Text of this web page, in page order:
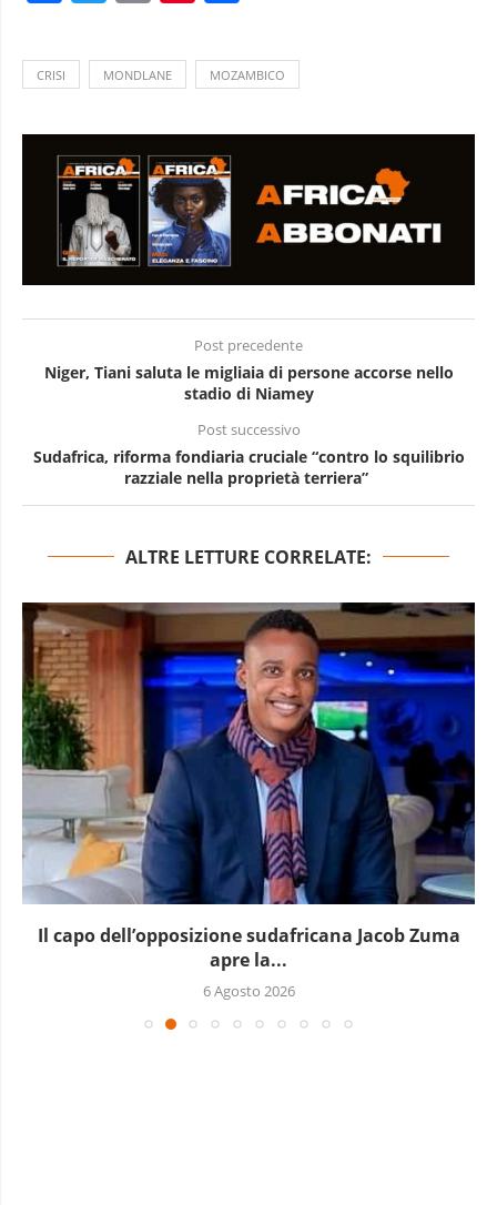
CRISI MONDLANE MOZAMBICO
Post precedente
Niger, Tiani saluta le migliaia di persone accorse nello
stadio di Niamey
Post successivo
Sudafrica, riforma fondiaria cruciale “contro lo squilibrio
razziale nella proprietà terriera”
ALTRE LETTURE CORRELATE:
Il capo dell’opposizione sudafricana Jacob Zuma
apre la...
6 Agosto 2026